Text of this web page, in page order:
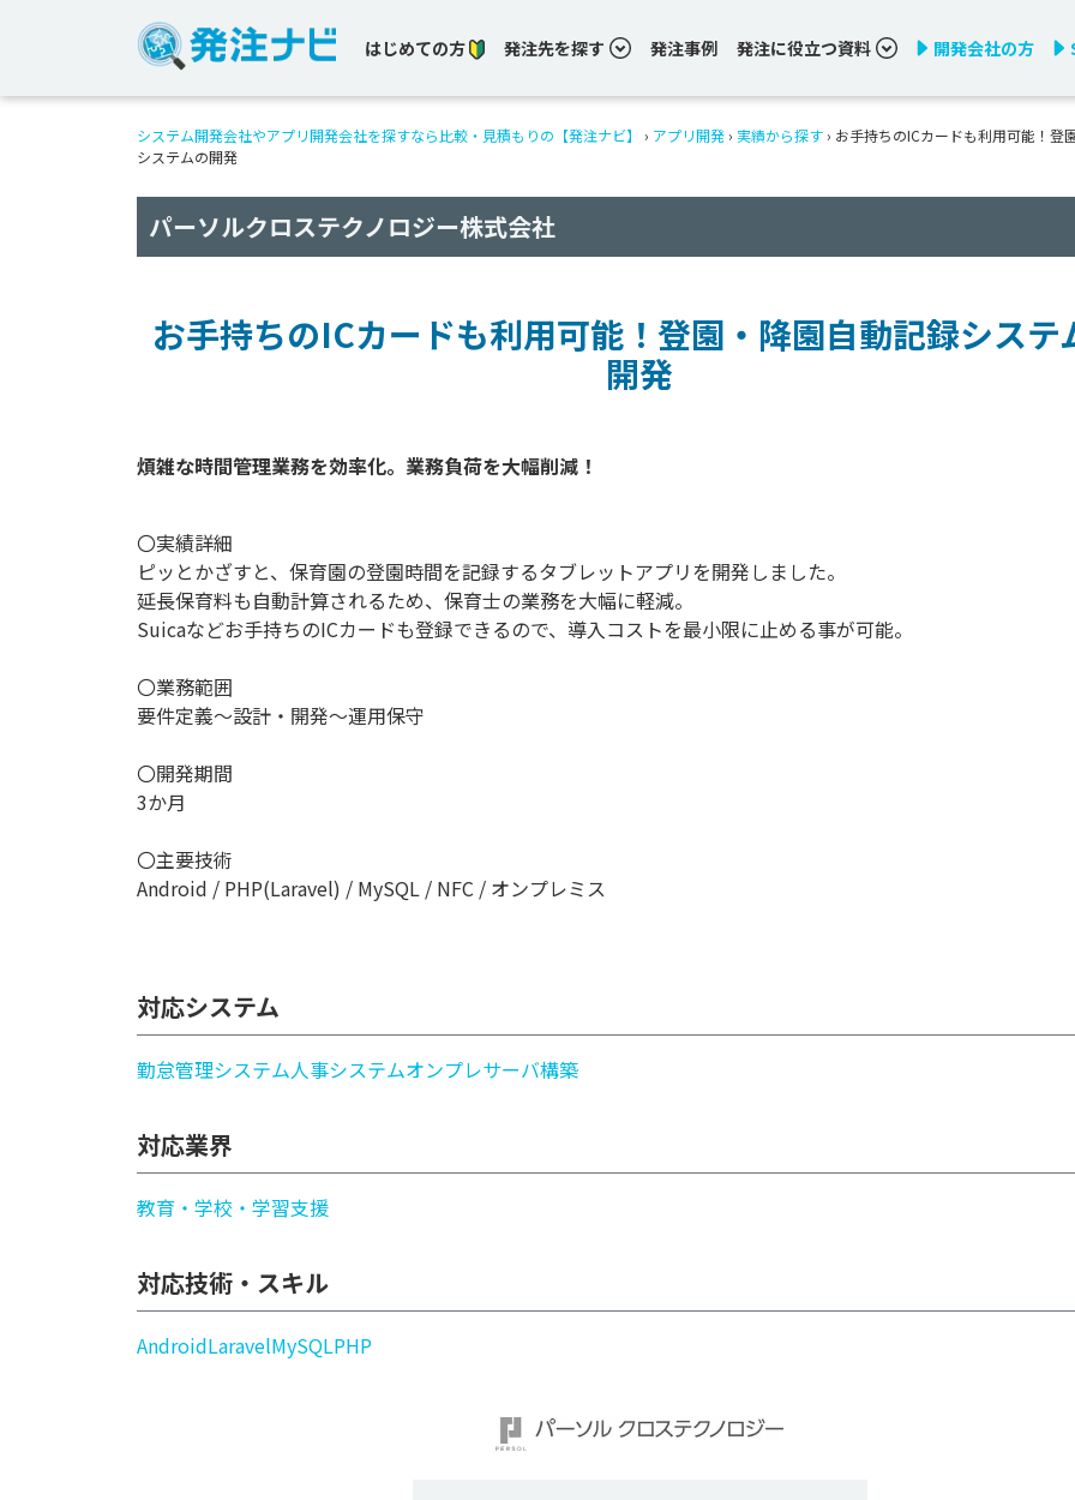
はじめての方 発注先を探す 発注事例 発注に役立つ資料 開発会社の方
システム開発会社やアプリ開発会社を探すなら比較・見積もりの【発注ナビ】 › アプリ開発 › 実績から探す › お手持ちのICカードも利用可能！登
システムの開発
パーソルクロステクノロジー株式会社
お手持ちのICカードも利用可能！登園・降園自動記録システ
開発
〇実績詳細
ピッとかざすと、保育園の登園時間を記録するタブレットアプリを開発しました。
延長保育料も自動計算されるため、保育士の業務を大幅に軽減。
Suicaなどお手持ちのICカードも登録できるので、導入コストを最小限に止める事が可能。
〇業務範囲
要件定義～設計・開発～運用保守
〇開発期間
3か月
〇主要技術
Android / PHP(Laravel) / MySQL / NFC / オンプレミス
対応システム
勤怠管理システム人事システムオンプレサーバ構築
対応業界
教育・学校・学習支援
対応技術・スキル
AndroidLaravelMySQLPHP